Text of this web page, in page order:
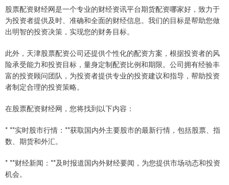
股票配资财经网是一个专业的财经资讯平台期货配资哪家好，致力于
为投资者提供及时、准确和全面的财经信息。我们的目标是帮助您做
出明智的投资决策，实现您的财务目标。
此外，天津股票配资公司还提供个性化的配资方案，根据投资者的风
险承受能力和投资目标，量身定制配资比例和期限。公司拥有经验丰
富的投资顾问团队，为投资者提供专业的投资建议和指导，帮助投资
者制定合理的投资策略。
在股票配资财经网，您将找到以下内容：
* **实时股市行情：**获取国内外主要股市的最新行情，包括股票、指
数、期货和外汇。
* **财经新闻：**及时报道国内外财经要闻，为您提供市场动态和投资
机会。